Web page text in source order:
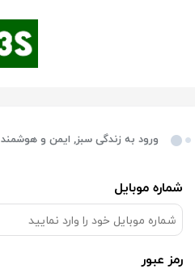
ورود به زندگی سبز, ایمن و هوشمند
شماره موبایل
رمز عبور